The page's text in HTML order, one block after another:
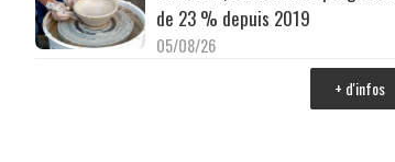
de 23 % depuis 2019
05/08/26
+ d'infos